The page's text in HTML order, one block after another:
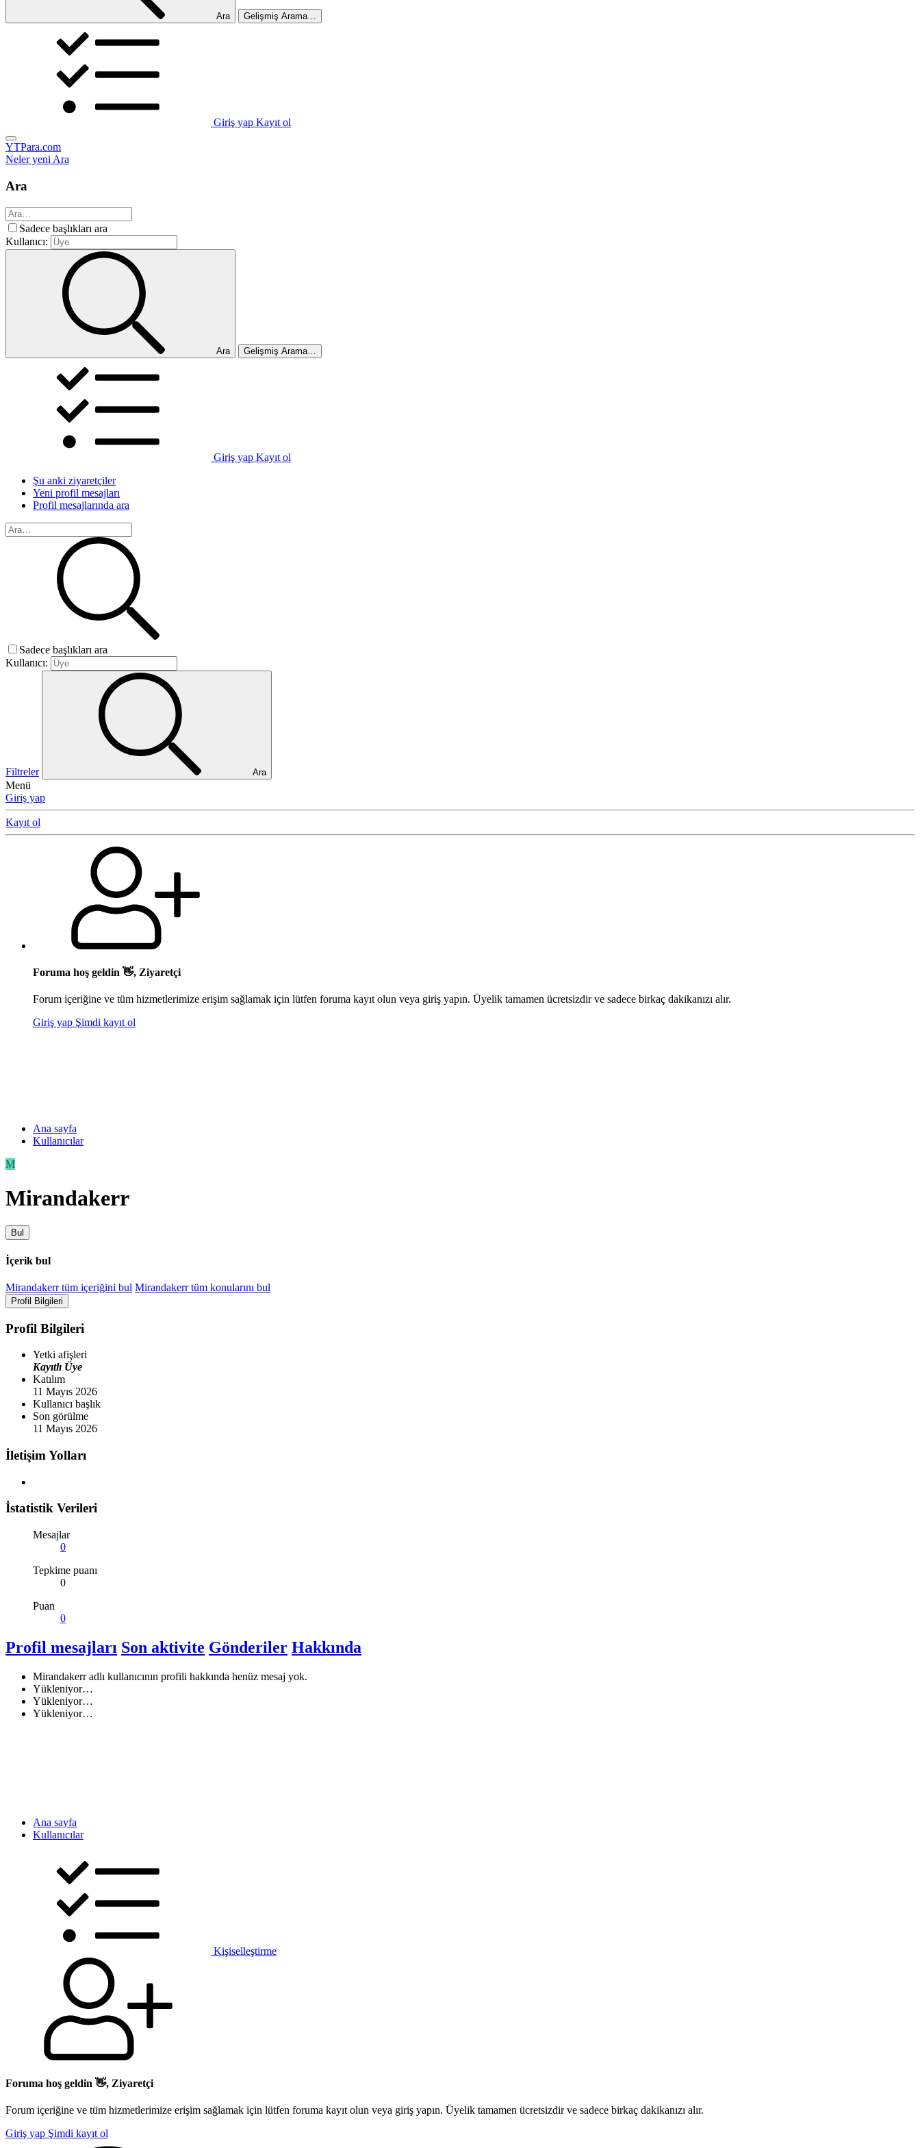
Ara Gelişmiş Arama…
Giriş yap Kayıt ol
YTPara.com
Neler yeniAra
Ara
Sadece başlıkları ara
Kullanıcı:
Ara Gelişmiş Arama…
Giriş yap Kayıt ol
Şu anki ziyaretçiler
Yeni profil mesajları
Profil mesajlarında ara
Sadece başlıkları ara
Kullanıcı:
Filtreler Ara
Menü
Giriş yap
Kayıt ol
Foruma hoş geldin 👋, Ziyaretçi
Forum içeriğine ve tüm hizmetlerimize erişim sağlamak için lütfen foruma kayıt olun veya giriş yapın. Üyelik tamamen ücretsizdir ve sadece birkaç dakikanızı alır.
Giriş yap Şimdi kayıt ol
Ana sayfa
Kullanıcılar
M
Mirandakerr
Bul
İçerik bul
Mirandakerr tüm içeriğini bul Mirandakerr tüm konularını bul
Profil Bilgileri
Profil Bilgileri
Yetki afişleri
Kayıtlı Üye
Katılım
11 Mayıs 2026
Kullanıcı başlık
Son görülme
11 Mayıs 2026
İletişim Yolları
İstatistik Verileri
Mesajlar
0
Tepkime puanı
0
Puan
0
Profil mesajları Son aktivite Gönderiler Hakkında
Mirandakerr adlı kullanıcının profili hakkında henüz mesaj yok.
Yükleniyor…
Yükleniyor…
Yükleniyor…
Ana sayfa
Kullanıcılar
Kişiselleştirme
Foruma hoş geldin 👋, Ziyaretçi
Forum içeriğine ve tüm hizmetlerimize erişim sağlamak için lütfen foruma kayıt olun veya giriş yapın. Üyelik tamamen ücretsizdir ve sadece birkaç dakikanızı alır.
Giriş yap Şimdi kayıt ol